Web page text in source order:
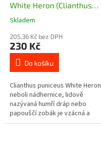
White Heron (Clianthus
puniceus White Heron) -
Skladem
205,36 Kč bez DPH
230 Kč
Do košíku
Clianthus puniceus White Heron
neboli nádhernice, lidově
nazývaná humří dráp nebo
papouščí zobák je vzácná a
atraktivní varianta